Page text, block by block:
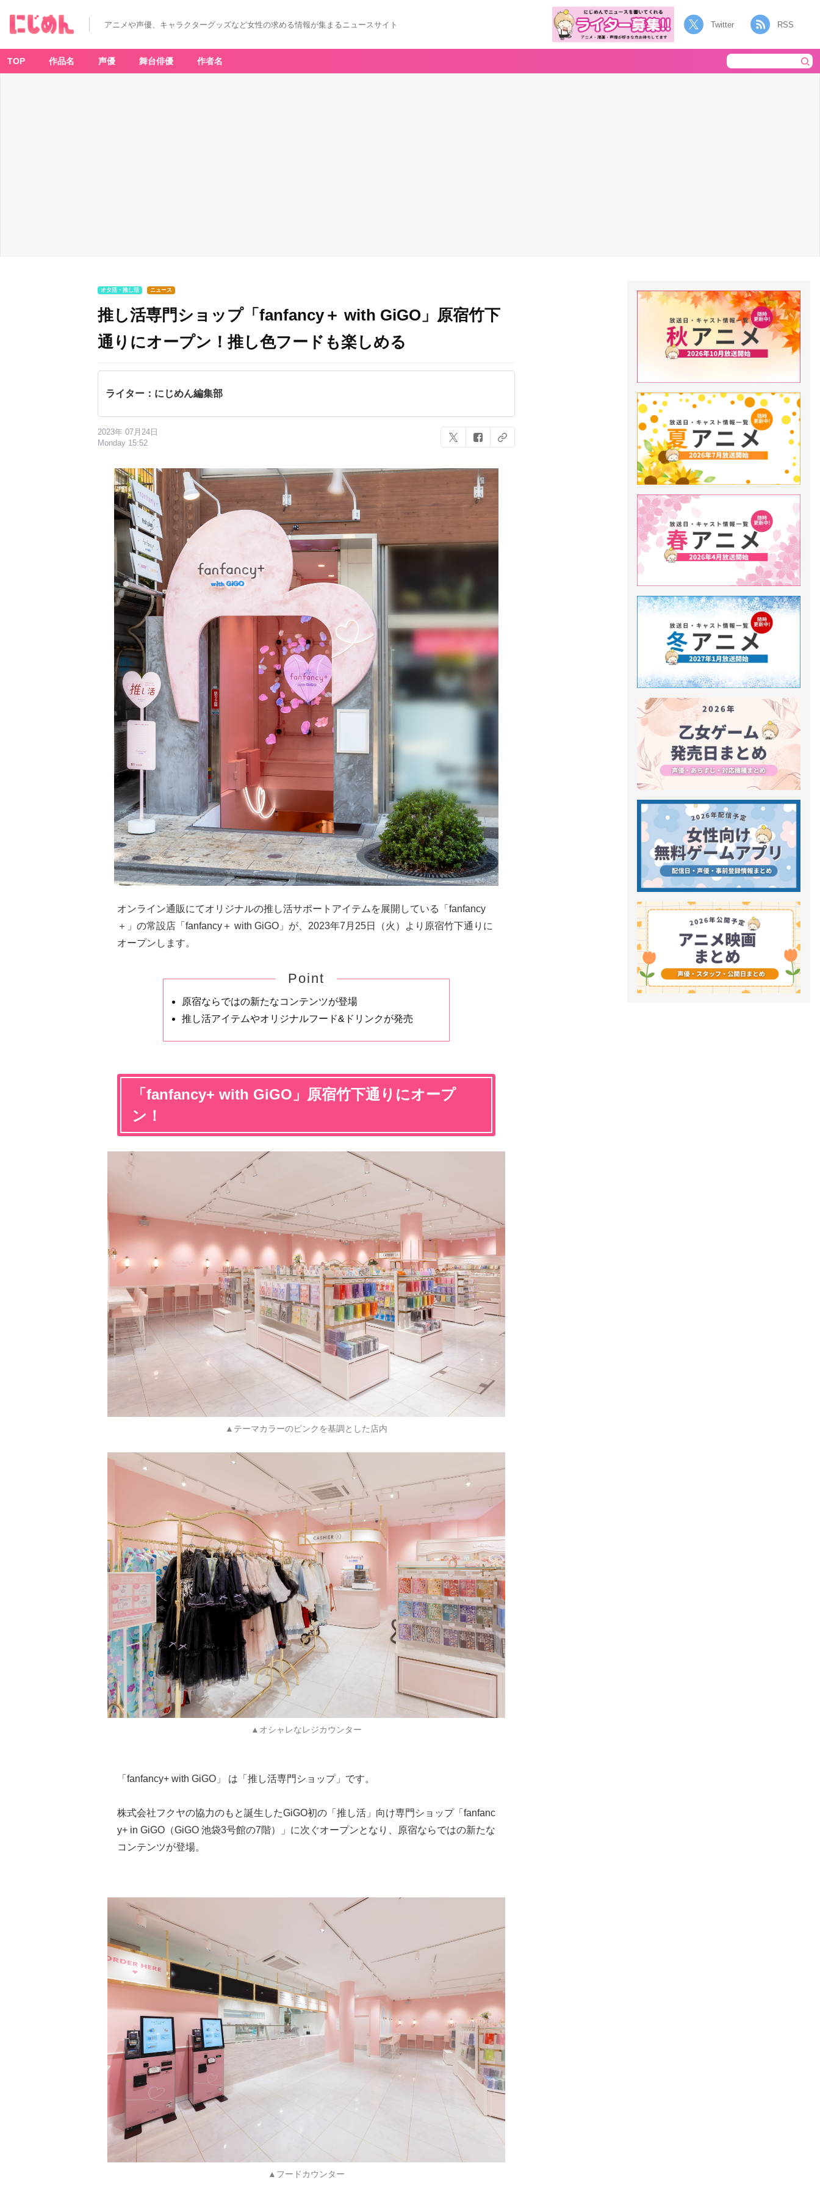
アニメや声優、キャラクターグッズなど女性の求める情報が集まるニュースサイト Twitter RSS
TOP 作品名 声優 舞台俳優 作者名
オタ活・推し活 ニュース
推し活専門ショップ「fanfancy＋ with GiGO」原宿竹下
通りにオープン！推し色フードも楽しめる
ライター：にじめん編集部
2023年 07月24日
Monday 15:52
オンライン通販にてオリジナルの推し活サポートアイテムを展開している「fanfancy
＋」の常設店「fanfancy＋ with GiGO」が、2023年7月25日（火）より原宿竹下通りに
オープンします。
Point
原宿ならではの新たなコンテンツが登場
推し活アイテムやオリジナルフード&ドリンクが発売
「fanfancy+ with GiGO」原宿竹下通りにオープ
ン！
▲テーマカラーのピンクを基調とした店内
▲オシャレなレジカウンター
「fanfancy+ with GiGO」 は「推し活専門ショップ」です。
株式会社フクヤの協力のもと誕生したGiGO初の「推し活」向け専門ショップ「fanfanc
y+ in GiGO（GiGO 池袋3号館の7階）」に次ぐオープンとなり、原宿ならではの新たな
コンテンツが登場。
▲フードカウンター